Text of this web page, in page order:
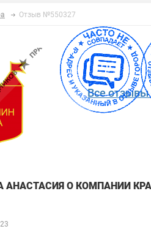
Отзыв №550327
Все отзывы
О КОМПАНИИ